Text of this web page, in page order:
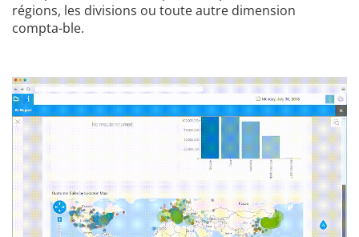
régions, les divisions ou toute autre dimension
compta-ble.